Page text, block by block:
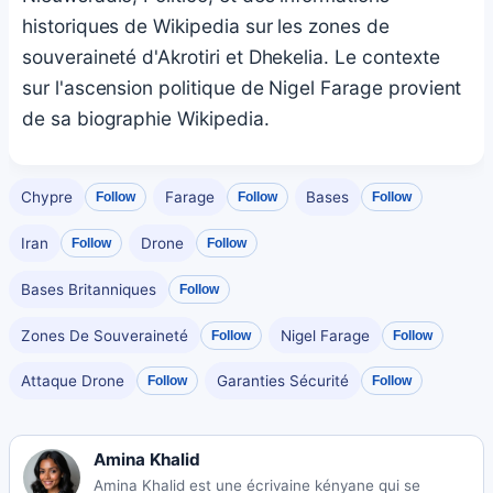
historiques de Wikipedia sur les zones de
souveraineté d'Akrotiri et Dhekelia. Le contexte
sur l'ascension politique de Nigel Farage provient
de sa biographie Wikipedia.
Chypre Follow Farage Follow Bases Follow
Iran Follow Drone Follow
Bases Britanniques Follow
Zones De Souveraineté Follow Nigel Farage Follow
Attaque Drone Follow Garanties Sécurité Follow
Amina Khalid
Amina Khalid est une écrivaine kényane qui se